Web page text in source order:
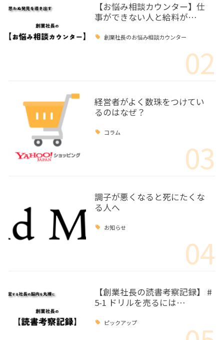
【お悩み相談カウンター】仕
事ができない人と給料が…
創業社長のお悩み相談カウンター
02
経営者がよく数珠をつけてい
るのはなぜ？
コラム
03
調子が悪くなると死にたくな
る人へ
お知らせ
04
【創業社長の読書考察記録】 #
5-1 ドリルを売るには…
ピックアップ